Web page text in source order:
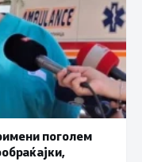
поголем